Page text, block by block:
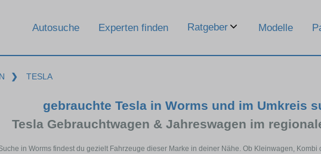
Autosuche Experten finden Ratgeber Modelle
❯ TESLA
gebrauchte Tesla in Worms und im Umkreis
Tesla Gebrauchtwagen & Jahreswagen im
in Worms findest du gezielt Fahrzeuge dieser Marke in deiner Nähe. Ob Kleinwagen, Kombi